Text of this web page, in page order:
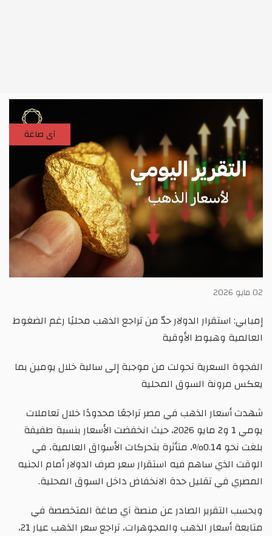
آى صاغة
02 مايو 2026
إمبابي: استقرار الدولار حدّ من تراجع الذهب محليًا رغم الضغوط
العالمية وهبوط الأوقية
الفجوة السعرية تحولت من موجبة إلى سالبة خلال يومين بما
يعكس مرونة السوق المحلية
شهدت أسعار الذهب في مصر تراجعًا محدودًا خلال تعاملات
يومي 1 و2 مايو 2026، حيث انخفضت الأسعار بنسبة طفيفة
بلغت نحو 0.14%، متأثرة بتحركات الأسواق العالمية، في
الوقت الذي ساهم فيه استقرار سعر صرف الدولار أمام الجنيه
المصري في تقليل حدة الانخفاض داخل السوق المحلية.
وبحسب التقرير الصادر عن منصة آي صاغة المتخصصة في
متابعة أسعار الذهب والمجوهرات، تراجع سعر الذهب عيار 21،